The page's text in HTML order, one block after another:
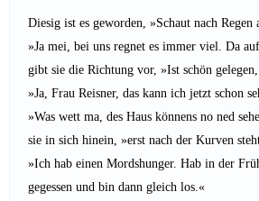
Diesig ist es geworden, »Schaut nach Regen
»Ja mei, bei uns regnet es immer viel. Da
gibt sie die Richtung vor, »Ist schön
»Ja, Frau Reisner, das kann ich jetzt schon
»Was wett ma, des Haus könnens no ned
sie in sich hinein, »erst nach der Kurven
»Ich hab einen Mordshunger. Hab in der
gegessen und bin dann gleich los.«